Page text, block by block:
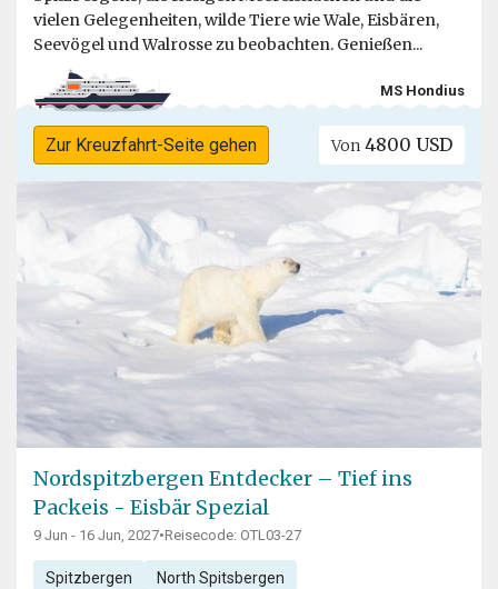
vielen Gelegenheiten, wilde Tiere wie Wale, Eisbären,
Seevögel und Walrosse zu beobachten. Genießen...
MS Hondius
Zur Kreuzfahrt-Seite gehen Von 4800 USD
Nordspitzbergen Entdecker – Tief ins
Packeis - Eisbär Spezial
9 Jun - 16 Jun, 2027•Reisecode: OTL03-27
Spitzbergen North Spitsbergen